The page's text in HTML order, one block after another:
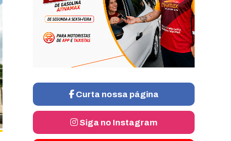
Curta nossa página
Siga no Instagram